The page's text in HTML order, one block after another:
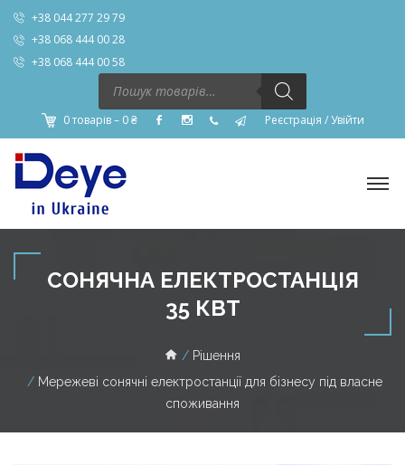
+38 044 277 29 79
+38 068 444 00 28
+38 068 444 00 58
Пошук
товарів
0 товарів – 0₴ Реєстрація /Увійти
СОНЯЧНА ЕЛЕКТРОСТАНЦІЯ
35 КВТ
Рішення
Мережеві сонячні електростанції для бізнесу під власне
споживання